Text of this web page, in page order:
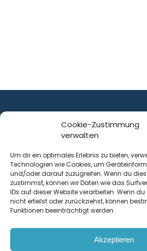
Cookie-Zustimmung
verwalten
Um dir ein optimales Erlebnis zu bieten,
Technologien wie Cookies, um
und/oder darauf zuzugreifen. Wenn du
zustimmst, können wir Daten wie das
IDs auf dieser Website verarbeiten. Wenn
nicht erteilst oder zurückziehst, können
Funktionen beeinträchtigt werden.
Akzeptieren
ist ein Service
Krenn Real
Tischlerstraße 12
4050Traun|
Kontakt